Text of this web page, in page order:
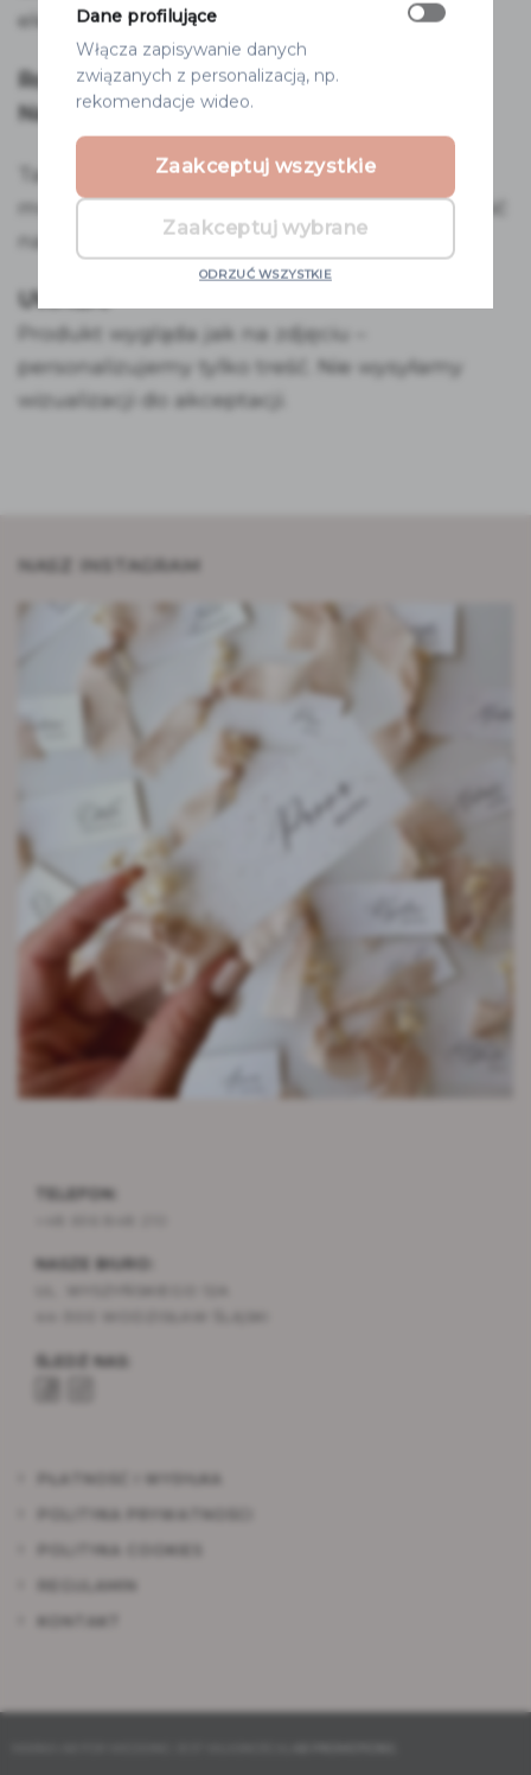
elementami kolekcji.
Rozmiar:58×78 cm grubość 4 mm
Napisy:druk UV
Tablica jest sztywna i stabilna dzięki czemu
można postawić ją na sztaludze bądź powiesić
na stelażu.
UWAGA!
Produkt wygląda jak na zdjęciu –
personalizujemy tylko treść. Nie wysyłamy
wizualizacji do akceptacji.
NASZ INSTAGRAM
TELEFON:
Dane profilujące
Włącza zapisywanie danych
związanych z personalizacją, np.
rekomendacje wideo.
Zaakceptuj wybrane
Zaakceptuj wszystkie
ODRZUĆ WSZYSTKIE